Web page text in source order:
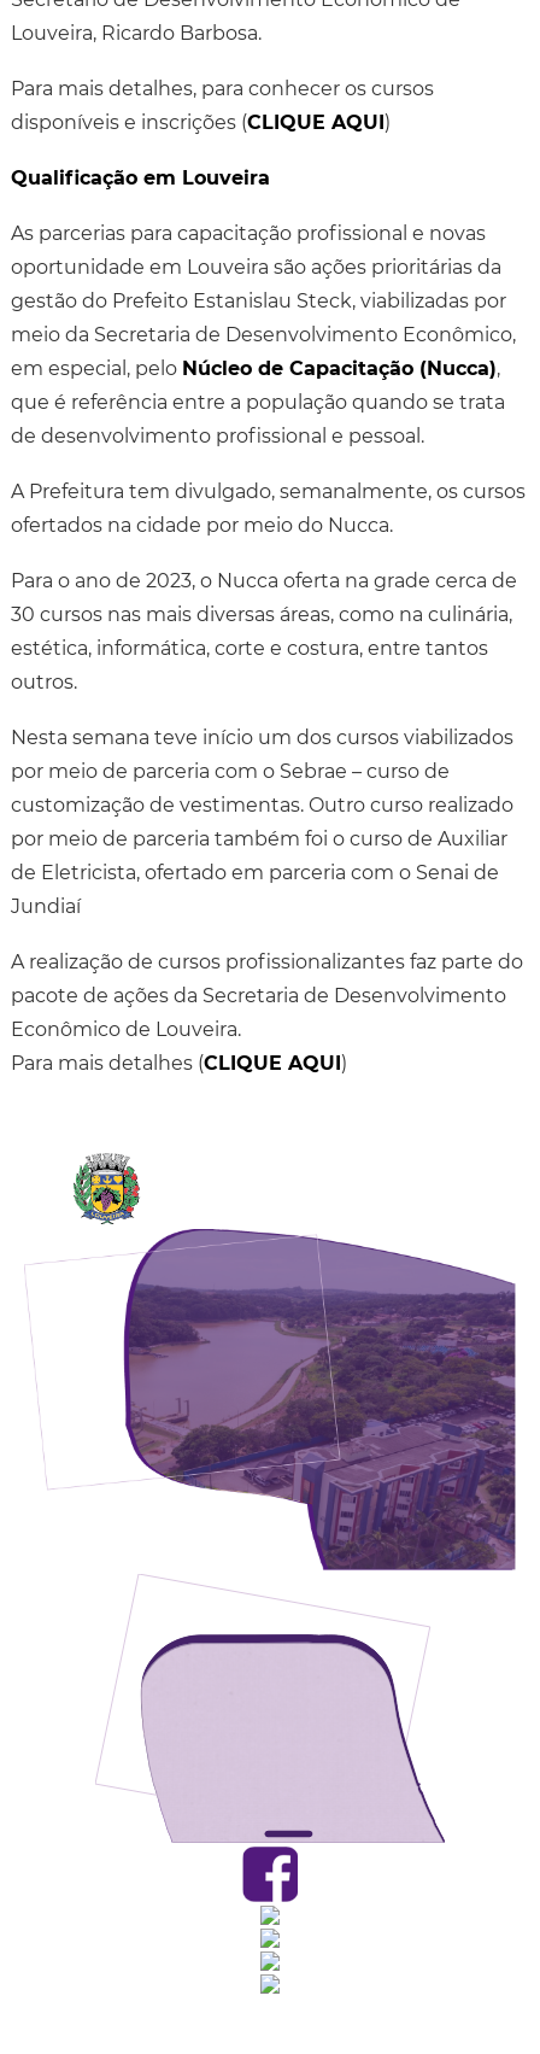
Louveira, Ricardo Barbosa.
Para mais detalhes, para conhecer os cursos
disponíveis e inscrições (CLIQUE AQUI)
Qualificação em Louveira
As parcerias para capacitação profissional e novas
oportunidade em Louveira são ações prioritárias da
gestão do Prefeito Estanislau Steck, viabilizadas por
meio da Secretaria de Desenvolvimento Econômico,
em especial, pelo Núcleo de Capacitação (Nucca),
que é referência entre a população quando se trata
de desenvolvimento profissional e pessoal.
A Prefeitura tem divulgado, semanalmente, os cursos
ofertados na cidade por meio do Nucca.
Para o ano de 2023, o Nucca oferta na grade cerca de
30 cursos nas mais diversas áreas, como na culinária,
estética, informática, corte e costura, entre tantos
outros.
Nesta semana teve início um dos cursos viabilizados
por meio de parceria com o Sebrae – curso de
customização de vestimentas. Outro curso realizado
por meio de parceria também foi o curso de Auxiliar
de Eletricista, ofertado em parceria com o Senai de
Jundiaí
A realização de cursos profissionalizantes faz parte do
pacote de ações da Secretaria de Desenvolvimento
Econômico de Louveira.
Para mais detalhes (CLIQUE AQUI)